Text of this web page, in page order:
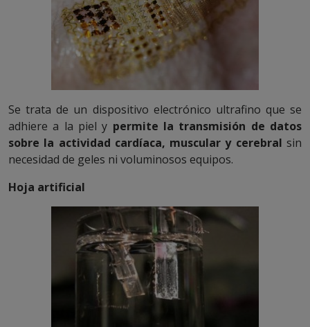
Se trata de un dispositivo electrónico ultrafino que se
adhiere a la piel y permite la transmisión de datos
sobre la actividad cardíaca, muscular y cerebral sin
necesidad de geles ni voluminosos equipos.
Hoja artificial